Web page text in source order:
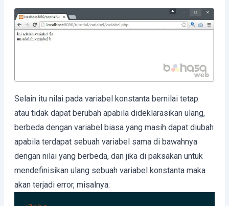
Selain itu nilai pada variabel konstanta bernilai tetap
atau tidak dapat berubah apabila dideklarasikan ulang,
berbeda dengan variabel biasa yang masih dapat diubah
apabila terdapat sebuah variabel sama di bawahnya
dengan nilai yang berbeda, dan jika di paksakan untuk
mendefinisikan ulang sebuah variabel konstanta maka
akan terjadi error, misalnya: